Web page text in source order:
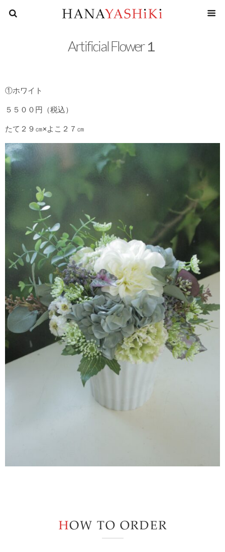
花屋四季
Artificial Flower１
①ホワイト
５５００円（税込）
たて２９㎝×よこ２７㎝